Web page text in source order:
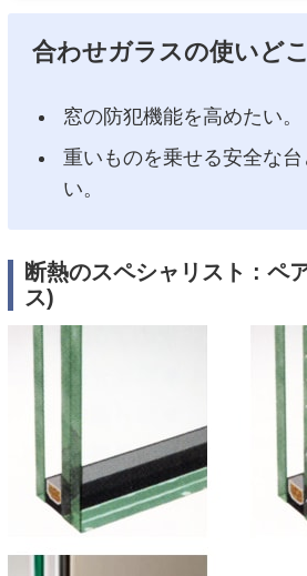
合わせガラスの使いど
窓の防犯機能を高めたい。
重いものを乗せる安全な
い。
断熱のスペシャリスト : ペ
ス)